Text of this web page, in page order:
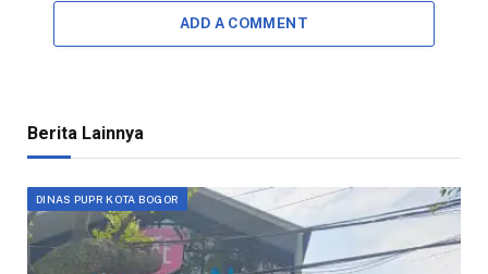
ADD A COMMENT
Berita Lainnya
DINAS PUPR KOTA BOGOR